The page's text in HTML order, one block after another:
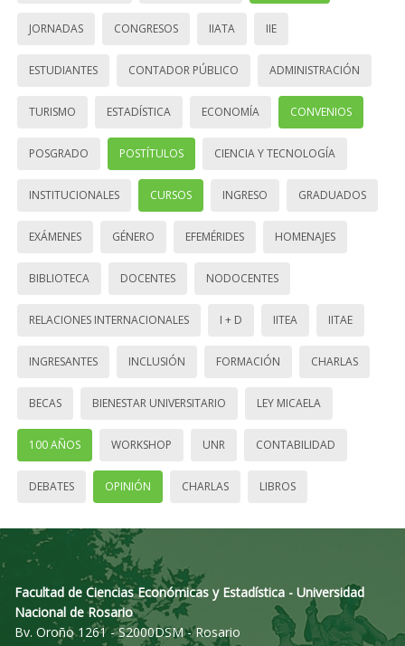
JORNADAS CONGRESOS IIATA IIE
ESTUDIANTES CONTADOR PÚBLICO ADMINISTRACIÓN
TURISMO ESTADÍSTICA ECONOMÍA CONVENIOS
POSGRADO POSTÍTULOS CIENCIA Y TECNOLOGÍA
INSTITUCIONALES CURSOS INGRESO GRADUADOS
EXÁMENES GÉNERO EFEMÉRIDES HOMENAJES
BIBLIOTECA DOCENTES NODOCENTES
RELACIONES INTERNACIONALES I + D IITEA IITAE
INGRESANTES INCLUSIÓN FORMACIÓN CHARLAS
BECAS BIENESTAR UNIVERSITARIO LEY MICAELA
100 AÑOS WORKSHOP UNR CONTABILIDAD
DEBATES OPINIÓN CHARLAS LIBROS
Facultad de Ciencias Económicas y Estadística - Universidad
Nacional de Rosario
Bv. Oroño 1261 - S2000DSM - Rosario